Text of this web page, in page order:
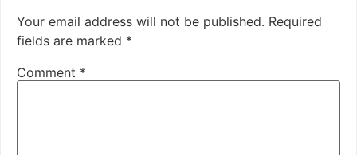
Your email address will not be published. Required
fields are marked *
Comment *